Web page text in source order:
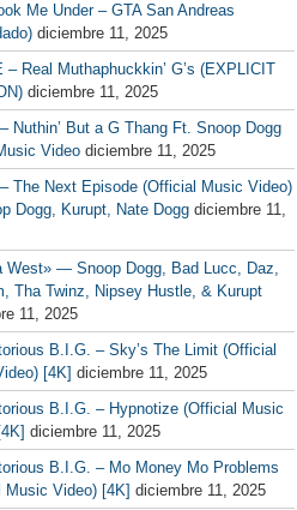
Me Under – GTA San Andreas
diciembre 11, 2025
– Real Muthaphuckkin’ G’s (EXPLICIT
diciembre 11, 2025
Nuthin’ But a G Thang Ft. Snoop Dogg
Video diciembre 11, 2025
– The Next Episode (Official Music Video)
Dogg, Kurupt, Nate Dogg diciembre 11,
West» — Snoop Dogg, Bad Lucc, Daz,
Tha Twinz, Nipsey Hustle, & Kurupt
11, 2025
B.I.G. – Sky’s The Limit (Official
[4K] diciembre 11, 2025
B.I.G. – Hypnotize (Official Music
diciembre 11, 2025
B.I.G. – Mo Money Mo Problems
Music Video) [4K] diciembre 11, 2025